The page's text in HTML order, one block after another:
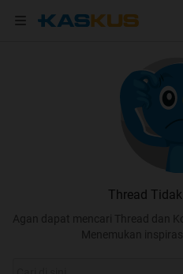
Thread
Agan dapat mencari Thread dan
Menemukan